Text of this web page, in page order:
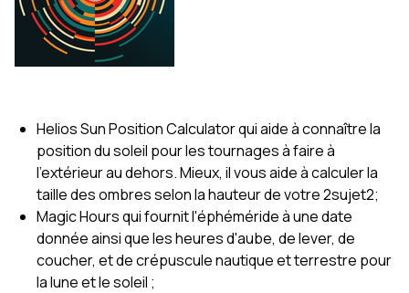
Helios Sun Position Calculator qui aide à connaître la
position du soleil pour les tournages à faire à
l'extérieur au dehors. Mieux, il vous aide à calculer la
taille des ombres selon la hauteur de votre 2sujet2;
Magic Hours qui fournit l'éphéméride à une date
donnée ainsi que les heures d'aube, de lever, de
coucher, et de crépuscule nautique et terrestre pour
la lune et le soleil ;